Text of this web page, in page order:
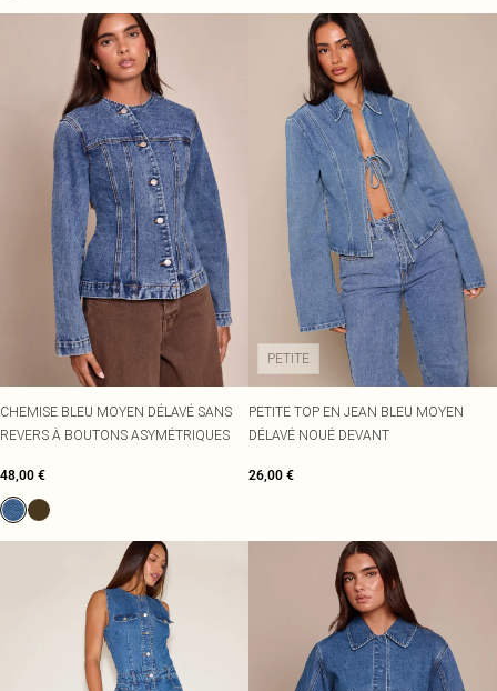
CHEMISE BLEU MOYEN DÉLAVÉ SANS
REVERS À BOUTONS ASYMÉTRIQUES
48,00 €
PETITE
PETITE TOP EN JEAN BLEU MOYEN
DÉLAVÉ NOUÉ DEVANT
26,00 €